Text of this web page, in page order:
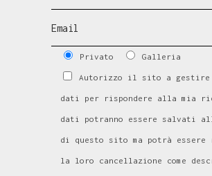
Privato Galleria
Autorizzo il sito a
dati per rispondere alla mia
dati potranno essere salvati
di questo sito ma potrà essere
la loro cancellazione come